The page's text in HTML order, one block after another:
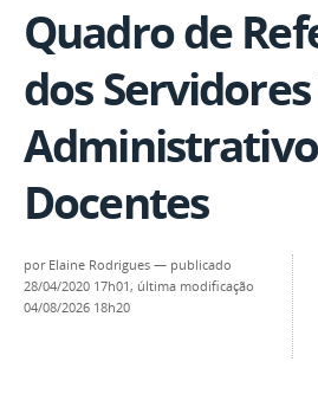
Quadro de
dos
Docentes
por Elaine Rodrigues — publicado
28/04/2020 17h01, última modificação
04/08/2026 18h20